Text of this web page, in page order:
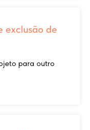
exclusão de
para outro